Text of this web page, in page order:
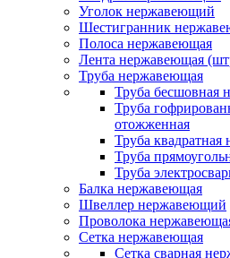
Уголок нержавеющий
Шестигранник
Полоса нержавеющая
Лента нержавеющая
Труба нержавеющая
Труба бесшовная
Труба
отожженная
Труба
Труба
Труба
Балка нержавеющая
Швеллер нержавеющий
Проволока
Сетка нержавеющая
Сетка сварная